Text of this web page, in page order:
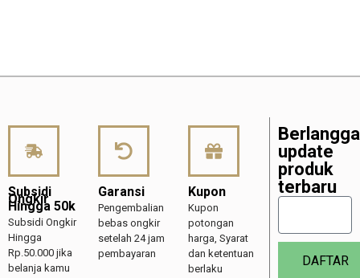
Subsidi
Ongkir
Hingga 50k
Subsidi Ongkir
Hingga
Rp.50.000 jika
belanja kamu
Garansi
Pengembalian
bebas ongkir
setelah 24 jam
pembayaran
Kupon
Kupon
potongan
harga, Syarat
dan ketentuan
berlaku
update
produk
terbaru
DAFTAR